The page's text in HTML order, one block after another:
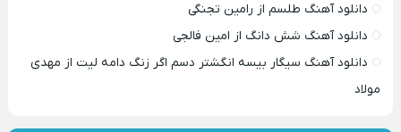
دانلود آهنگ طلسم از رامین تجنگی
دانلود آهنگ شش دانگ از امین فالجی
دانلود آهنگ سیگار بیسه انگشتر دسم اگر زنگ دامه لیت از مهدی
مولاد